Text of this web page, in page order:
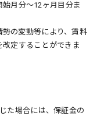
月分～12ヶ月目分ま
の変動等により、賃料
定することができま
た場合には、保証金の